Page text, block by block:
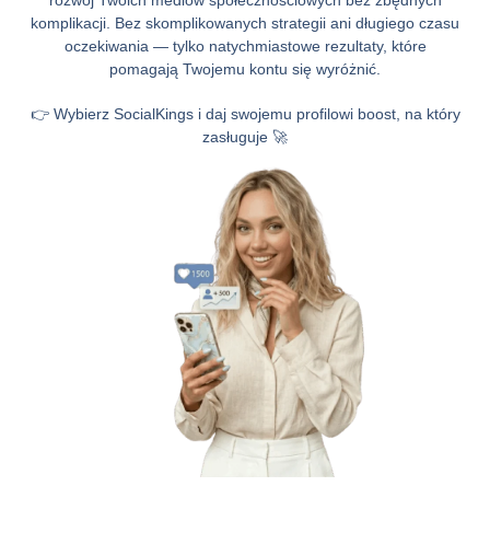
komplikacji. Bez skomplikowanych strategii ani długiego czasu
oczekiwania — tylko natychmiastowe rezultaty, które
pomagają Twojemu kontu się wyróżnić.
👉 Wybierz SocialKings i daj swojemu profilowi boost, na który
zasługuje 🚀